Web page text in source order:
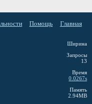
Помощь Главная
Ширина
Запросы
13
Время
0.0267s
Память
2.94MB